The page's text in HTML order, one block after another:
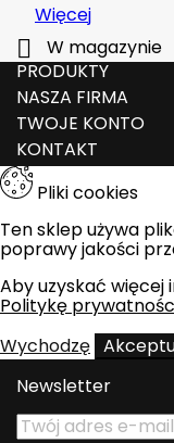
Więcej

W magazynie
PRODUKTY
NASZA FIRMA
TWOJE KONTO
KONTAKT
Pliki cookies
Ten sklep używa
poprawy jakości
Aby uzyskać więcej
Politykę
Wychodzę
Newsletter